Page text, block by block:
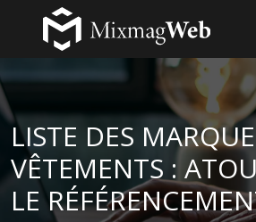
LISTE DES
VÊTEMENTS :
LE